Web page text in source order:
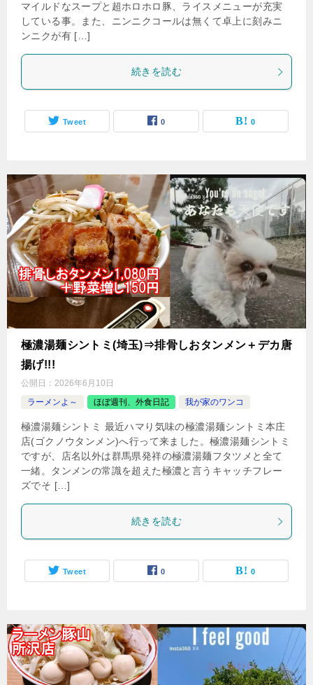
マイルドなスープと超ホロホロ豚、ライスメニューが充実
している事。また、ニンニクコールは無くて卓上に刻みニ
ンニクが有 […]
続きを読む
Tweet 0 0
極濃湯麺シントミ(埼玉)⇒排骨しおタンメン＋デカ唐
揚げ!!!
公開日： 2026年6月10日
ラーメンよ～
ほぼ週刊、外食日記 我が家のワンコ
極濃湯麺シントミ 最近ハマり気味の極濃湯麺シントミ本庄
店(ゴクノウタンメン)へ行って来ました。極濃湯麺シントミ
ですが、店名以外は群馬県発祥の極濃湯麺フタツメと全て
一緒。タンメンの常識を超えた極濃と言うキャッチフレー
ズでそ […]
続きを読む
Tweet 0 0